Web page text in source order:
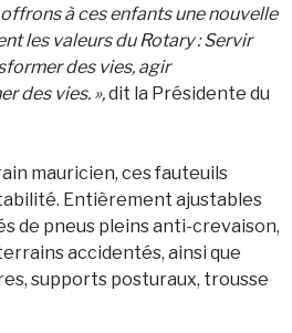
à ces enfants une nouvelle
les valeurs du Rotary : Servir
des vies, agir
des vies. »,dit la Présidente du
mauricien, ces fauteuils
Entièrement ajustables
de pneus pleins anti-crevaison,
accidentés, ainsi que
supports posturaux, trousse